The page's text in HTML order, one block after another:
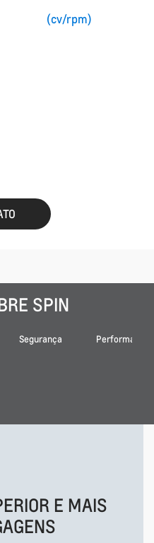
(cv/rpm)
SPIN
Segurança Performance
E MAIS